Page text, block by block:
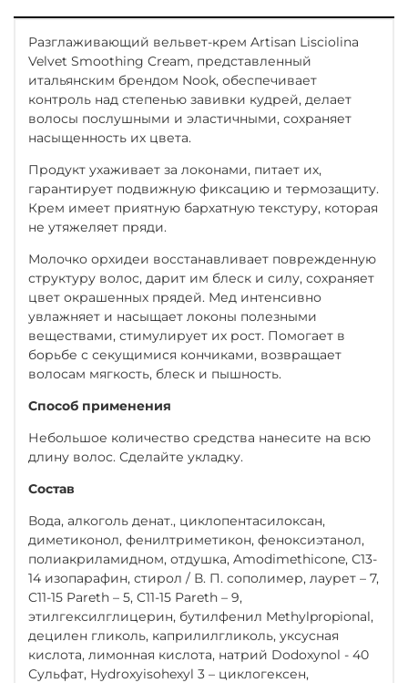
Разглаживающий вельвет-крем Artisan Lisciolina
Velvet Smoothing Cream, представленный
итальянским брендом Nook, обеспечивает
контроль над степенью завивки кудрей, делает
волосы послушными и эластичными, сохраняет
насыщенность их цвета.
Продукт ухаживает за локонами, питает их,
гарантирует подвижную фиксацию и термозащиту.
Крем имеет приятную бархатную текстуру, которая
не утяжеляет пряди.
Молочко орхидеи восстанавливает поврежденную
структуру волос, дарит им блеск и силу, сохраняет
цвет окрашенных прядей. Мед интенсивно
увлажняет и насыщает локоны полезными
веществами, стимулирует их рост. Помогает в
борьбе с секущимися кончиками, возвращает
волосам мягкость, блеск и пышность.
Способ применения
Небольшое количество средства нанесите на всю
длину волос. Сделайте укладку.
Состав
Вода, алкоголь денат., циклопентасилоксан,
диметиконол, фенилтриметикон, феноксиэтанол,
полиакриламидном, отдушка, Amodimethicone, С13-
14 изопарафин, стирол / В. П. сополимер, лаурет – 7,
C11-15 Pareth – 5, C11-15 Pareth – 9,
этилгексилглицерин, бутилфенил Methylpropional,
децилен гликоль, каприлилгликоль, уксусная
кислота, лимонная кислота, натрий Dodoxynol - 40
Сульфат, Hydroxyisohexyl 3 – циклогексен,